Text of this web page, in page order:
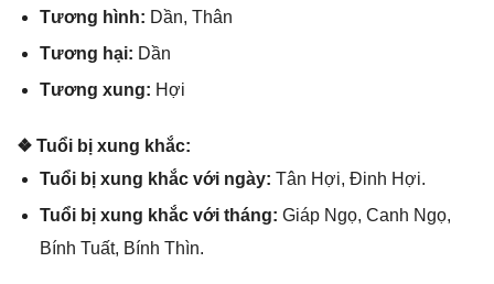
Tươnɡ hình: Dần, Thân
Tươnɡ hại: Dần
Tươnɡ xung: Hợi
❖ Tuổi bị xunɡ khắc:
Tuổi bị xunɡ khắc với ngày: Tân Hợi, Đinh Hợi.
Tuổi bị xunɡ khắc với tháng: Giáp Ngọ, Canh Ngọ,
Bính Tuất, Bính Thìn.